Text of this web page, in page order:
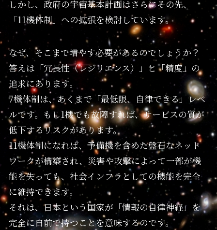
しかし、政府の宇宙基本計画はさらにその先、
「11機体制」への拡張を検討しています。
なぜ、そこまで増やす必要があるのでしょうか？
答えは「冗長性（レジリエンス）」と「精度」の
追求にあります。
7機体制は、あくまで「最低限、自律できる」レベ
ルです。もし1機でも故障すれば、サービスの質が
低下するリスクがあります。
11機体制になれば、予備機を含めた盤石なネット
ワークが構築され、災害や攻撃によって一部が機
能を失っても、社会インフラとしての機能を完全
に維持できます。
それは、日本という国家が「情報の自律神経」を
完全に自前で持つことを意味するのです。